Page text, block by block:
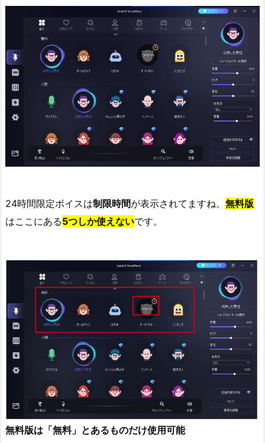
24時間限定ボイスは制限時間が表示されてますね。 無料版
はここにある5つしか使えないです。
無料版は「無料」とあるものだけ使用可能